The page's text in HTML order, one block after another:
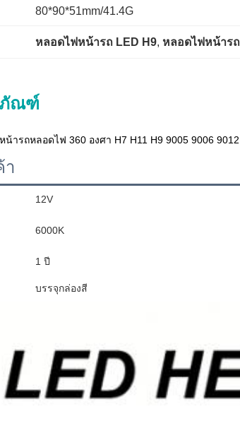
80*90*51mm/41.4G
หลอดไฟหน้ารถ LED H9, หลอดไฟหน้าร
ภัณฑ์
น้ารถหลอดไฟ 360 องศา H7 H11 H9 9005 9006
า
12V
6000K
1 ปี
บรรจุกล่องสี